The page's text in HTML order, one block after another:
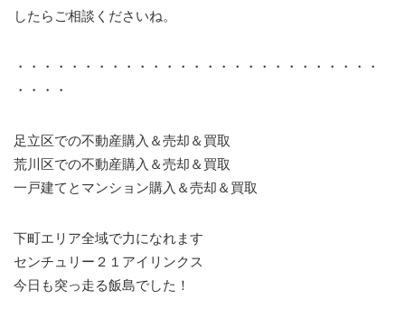
したらご相談くださいね。
・・・・・・・・・・・・・・・・・・・・・・・・・・・
・・・・
足立区での不動産購入＆売却＆買取
荒川区での不動産購入＆売却＆買取
一戸建てとマンション購入＆売却＆買取
下町エリア全域で力になれます
センチュリー２１アイリンクス
今日も突っ走る飯島でした！